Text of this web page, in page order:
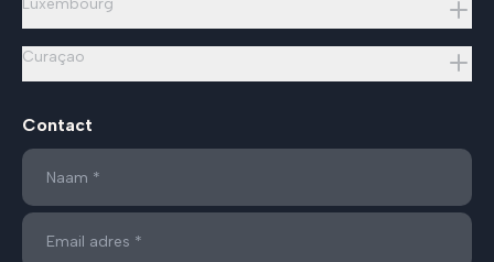
Luxembourg
Curaçao
Contact